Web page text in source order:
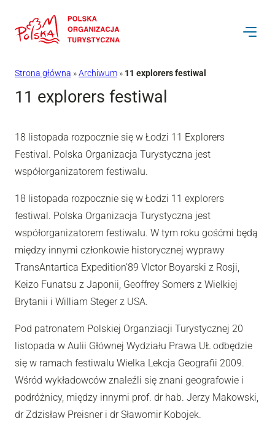
do
Strona główna »Archiwum » 11 explorers festiwal
11 explorers festiwal
18 listopada rozpocznie się w Łodzi 11 Explorers
Festival. Polska Organizacja Turystyczna jest
współorganizatorem festiwalu.
18 listopada rozpocznie się w Łodzi 11 explorers
festiwal. Polska Organizacja Turystyczna jest
współorganizatorem festiwalu. W tym roku gośćmi będą
między innymi członkowie historycznej wyprawy
TransAntartica Expedition’89 VIctor Boyarski z Rosji,
Keizo Funatsu z Japonii, Geoffrey Somers z Wielkiej
Brytanii i William Steger z USA.
Pod patronatem Polskiej Organziacji Turystycznej 20
listopada w Aulii Głównej Wydziału Prawa UŁ odbędzie
się w ramach festiwalu Wielka Lekcja Geografii 2009.
Wśród wykładowców znaleźli się znani geografowie i
podróżnicy, między innymi prof. dr hab. Jerzy Makowski,
dr Zdzisław Preisner i dr Sławomir Kobojek.